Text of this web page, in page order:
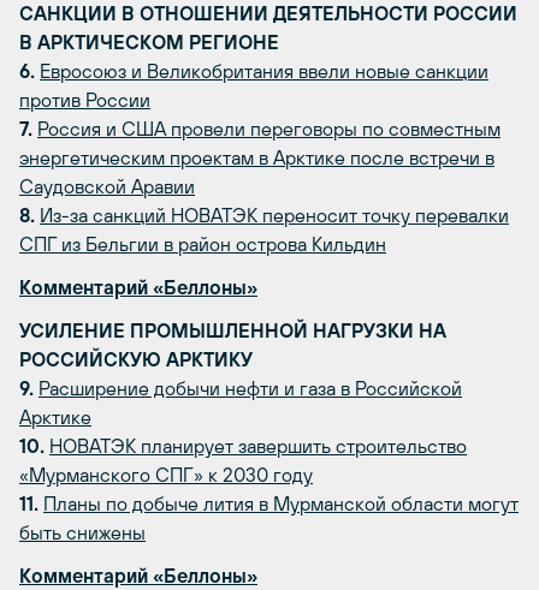
САНКЦИИ В ОТНОШЕНИИ ДЕЯТЕЛЬНОСТИ РОССИИ
В АРКТИЧЕСКОМ РЕГИОНЕ
6. Евросоюз и Великобритания ввели новые санкции
против России
7. Россия и США провели переговоры по совместным
энергетическим проектам в Арктике после встречи в
Саудовской Аравии
8. Из-за санкций НОВАТЭК переносит точку перевалки
СПГ из Бельгии в район острова Кильдин
Комментарий «Беллоны»
УСИЛЕНИЕ ПРОМЫШЛЕННОЙ НАГРУЗКИ НА
РОССИЙСКУЮ АРКТИКУ
9. Расширение добычи нефти и газа в Российской
Арктике
10. НОВАТЭК планирует завершить строительство
«Мурманского СПГ» к 2030 году
11. Планы по добыче лития в Мурманской области могут
быть снижены
Комментарий «Беллоны»